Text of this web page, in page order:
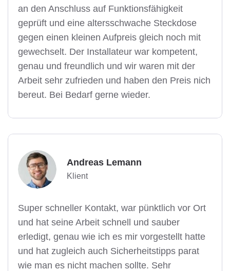
an den Anschluss auf Funktionsfähigkeit
geprüft und eine altersschwache Steckdose
gegen einen kleinen Aufpreis gleich noch mit
gewechselt. Der Installateur war kompetent,
genau und freundlich und wir waren mit der
Arbeit sehr zufrieden und haben den Preis nich
bereut. Bei Bedarf gerne wieder.
Andreas Lemann
Klient
Super schneller Kontakt, war pünktlich vor Ort
und hat seine Arbeit schnell und sauber
erledigt, genau wie ich es mir vorgestellt hatte
und hat zugleich auch Sicherheitstipps parat
wie man es nicht machen sollte. Sehr